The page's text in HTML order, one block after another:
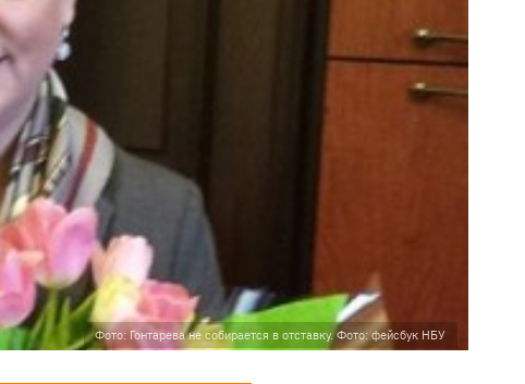
Фото: Гонтарева не собирается в отставку. Фото: фейсбук НБУ